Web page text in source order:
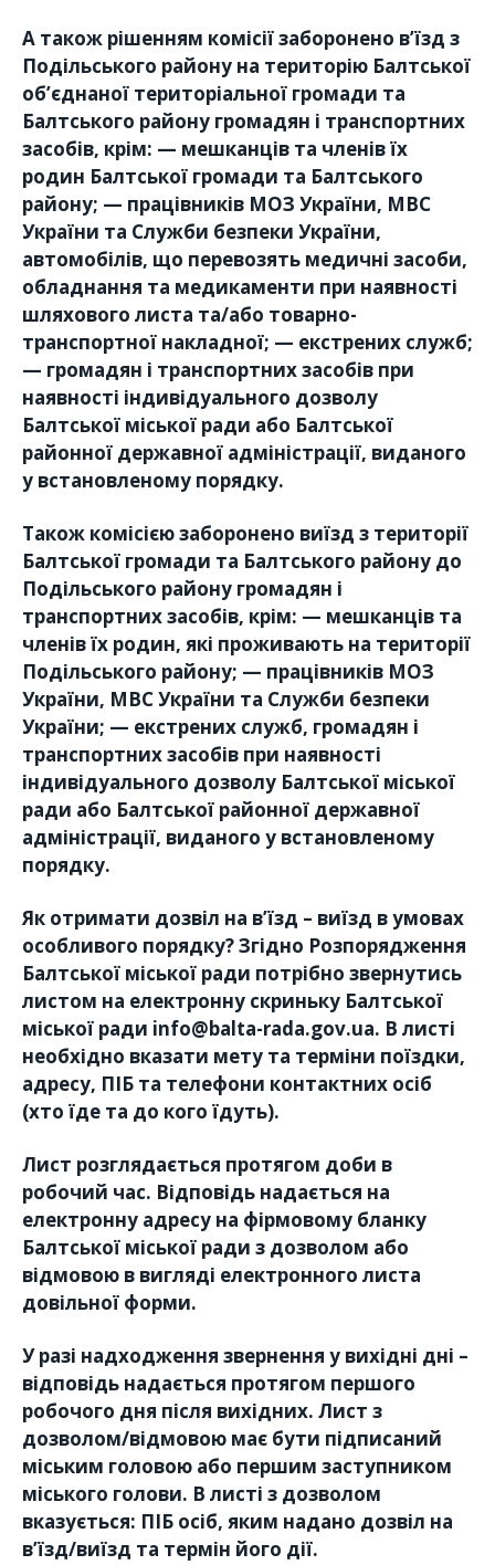
А також рішенням комісії заборонено в’їзд з
Подільського району на територію Балтської
об’єднаної територіальної громади та
Балтського району громадян і транспортних
засобів, крім: — мешканців та членів їх
родин Балтської громади та Балтського
району; — працівників МОЗ України, МВС
України та Служби безпеки України,
автомобілів, що перевозять медичні засоби,
обладнання та медикаменти при наявності
шляхового листа та/або товарно-
транспортної накладної; — екстрених служб;
— громадян і транспортних засобів при
наявності індивідуального дозволу
Балтської міської ради або Балтської
районної державної адміністрації, виданого
у встановленому порядку.
Також комісією заборонено виїзд з території
Балтської громади та Балтського району до
Подільського району громадян і
транспортних засобів, крім: — мешканців та
членів їх родин, які проживають на території
Подільського району; — працівників МОЗ
України, МВС України та Служби безпеки
України; — екстрених служб, громадян і
транспортних засобів при наявності
індивідуального дозволу Балтської міської
ради або Балтської районної державної
адміністрації, виданого у встановленому
порядку.
Як отримати дозвіл на в’їзд – виїзд в умовах
особливого порядку? Згідно Розпорядження
Балтської міської ради потрібно звернутись
листом на електронну скриньку Балтської
міської ради info@balta-rada.gov.ua. В листі
необхідно вказати мету та терміни поїздки,
адресу, ПІБ та телефони контактних осіб
(хто їде та до кого їдуть).
Лист розглядається протягом доби в
робочий час. Відповідь надається на
електронну адресу на фірмовому бланку
Балтської міської ради з дозволом або
відмовою в вигляді електронного листа
довільної форми.
У разі надходження звернення у вихідні дні –
відповідь надається протягом першого
робочого дня після вихідних. Лист з
дозволом/відмовою має бути підписаний
міським головою або першим заступником
міського голови. В листі з дозволом
вказується: ПІБ осіб, яким надано дозвіл на
в’їзд/виїзд та термін його дії.